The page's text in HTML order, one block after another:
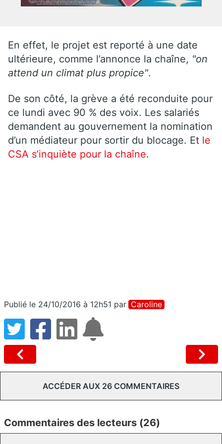
En effet, le projet est reporté à une date
ultérieure, comme l’annonce la chaîne, "on
attend un climat plus propice".
De son côté, la grève a été reconduite pour
ce lundi avec 90 % des voix. Les salariés
demandent au gouvernement la nomination
d’un médiateur pour sortir du blocage. Et le
CSA s’inquiète pour la chaîne.
Publié le 24/10/2016 à 12h51 par Caroline
ACCÉDER AUX 26 COMMENTAIRES
Commentaires des lecteurs (26)